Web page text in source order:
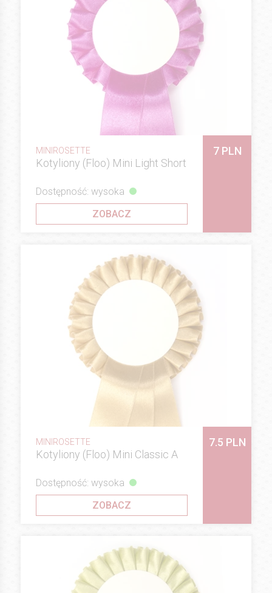
MINIROSETTE
Kotyliony (Floo) Mini Light Short
7 PLN
Dostępność: wysoka
ZOBACZ
MINIROSETTE
Kotyliony (Floo) Mini Classic A
7.5 PLN
Dostępność: wysoka
ZOBACZ